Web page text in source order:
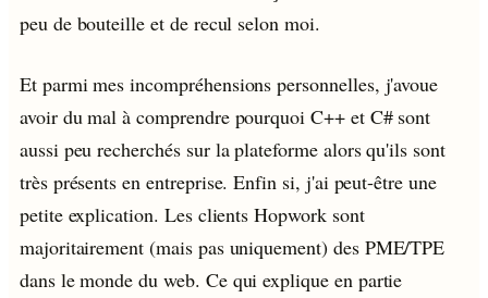
peu de bouteille et de recul selon moi.
Et parmi mes incompréhensions personnelles, j'avoue
avoir du mal à comprendre pourquoi C++ et C# sont
aussi peu recherchés sur la plateforme alors qu'ils sont
très présents en entreprise. Enfin si, j'ai peut-être une
petite explication. Les clients Hopwork sont
majoritairement (mais pas uniquement) des PME/TPE
dans le monde du web. Ce qui explique en partie